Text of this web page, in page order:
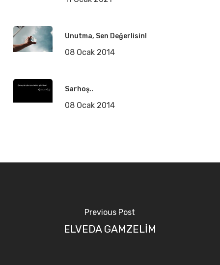
Unutma, Sen Değerlisin!
08 Ocak 2014
Sarhoş..
08 Ocak 2014
Previous Post
ELVEDA GAMZELİM